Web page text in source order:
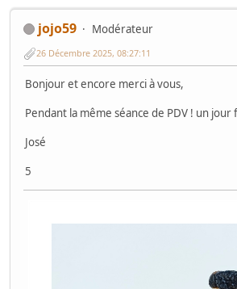
jojo59
Modérateur
26 Décembre 2025, 08:27:11
Bonjour et encore merci à vous,
Pendant la même séance de PDV ! un jour
José
5